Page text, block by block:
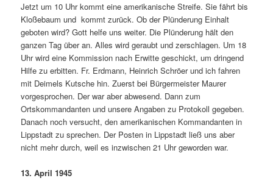
Jetzt um 10 Uhr kommt eine amerikanische Streife. Sie fährt bis
Kloßebaum und kommt zurück. Ob der Plünderung Einhalt
geboten wird? Gott helfe uns weiter. Die Plünderung hält den
ganzen Tag über an. Alles wird geraubt und zerschlagen. Um 18
Uhr wird eine Kommission nach Erwitte geschickt, um dringend
Hilfe zu erbitten. Fr. Erdmann, Heinrich Schröer und ich fah­ren
mit Deimels Kutsche hin. Zuerst bei Bürgermeister Maurer
vorgesprochen. Der war aber abwesend. Dann zum
Ortskommandanten und unsere Angaben zu Protokoll gegeben.
Danach noch versucht, den amerikanischen Kommandanten in
Lippstadt zu sprechen. Der Posten in Lippstadt ließ uns aber
nicht mehr durch, weil es in­zwischen 21 Uhr geworden war.
13. April 1945